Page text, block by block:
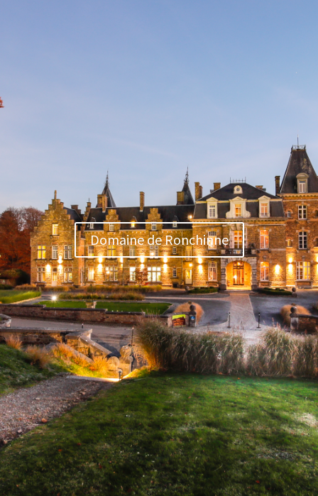
Domaine de Ronchinne